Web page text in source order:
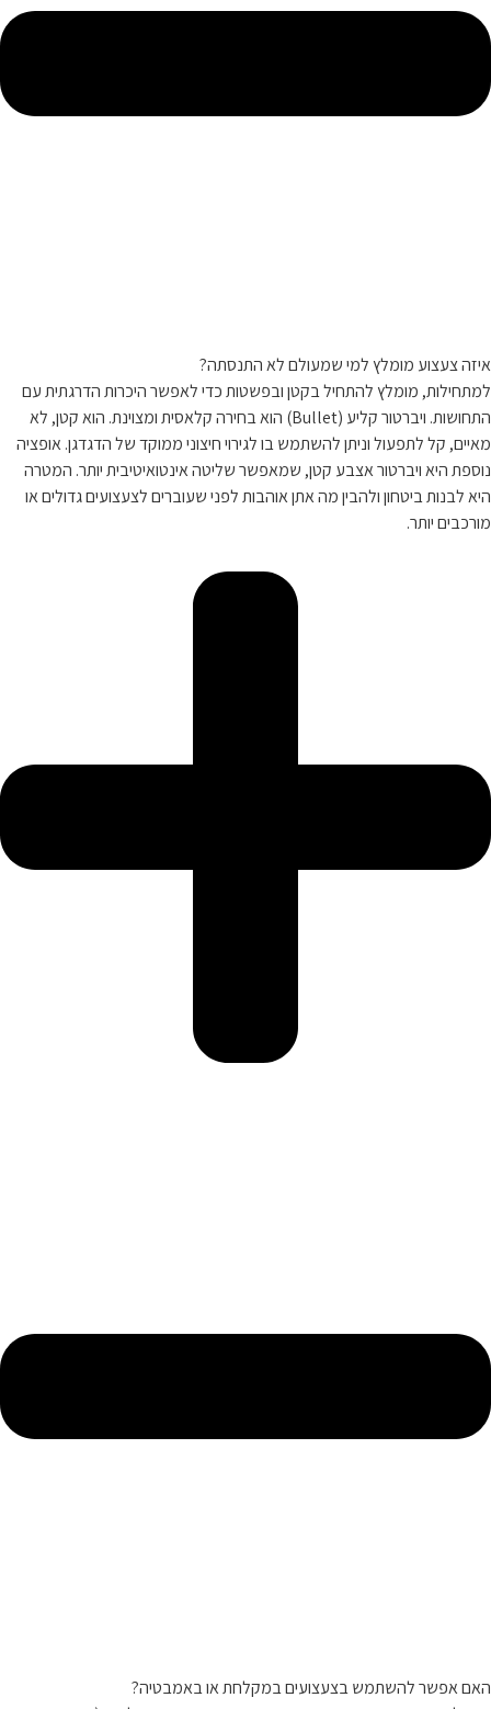
איזה צעצוע מומלץ למי שמעולם לא התנסתה?
למתחילות, מומלץ להתחיל בקטן ובפשטות כדי לאפשר היכרות הדרגתית עם
התחושות. ויברטור קליע (Bullet) הוא בחירה קלאסית ומצוינת. הוא קטן, לא
מאיים, קל לתפעול וניתן להשתמש בו לגירוי חיצוני ממוקד של הדגדגן. אופציה
נוספת היא ויברטור אצבע קטן, שמאפשר שליטה אינטואיטיבית יותר. המטרה
היא לבנות ביטחון ולהבין מה אתן אוהבות לפני שעוברים לצעצועים גדולים או
מורכבים יותר.
האם אפשר להשתמש בצעצועים במקלחת או באמבטיה?